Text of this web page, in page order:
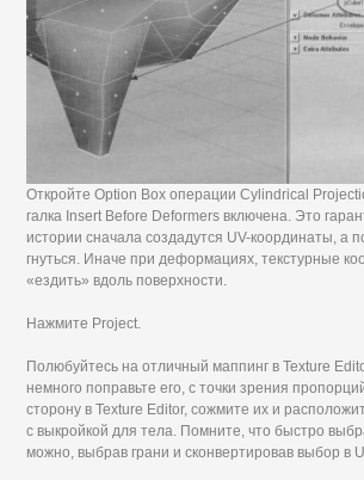
Откройте Option Box операции Cylindrical
галка Insert Before Deformers включена. Это
истории сначала создадутся UV-координаты, а
гнуться. Иначе при деформациях, текстурные
«ездить» вдоль поверхности.
Нажмите Project.
Полюбуйтесь на отличный маппинг в Texture
немного поправьте его, с точки зрения
сторону в Texture Editor, сожмите их и
с выкройкой для тела. Помните, что быстро
можно, выбрав грани и сконвертировав выбор в